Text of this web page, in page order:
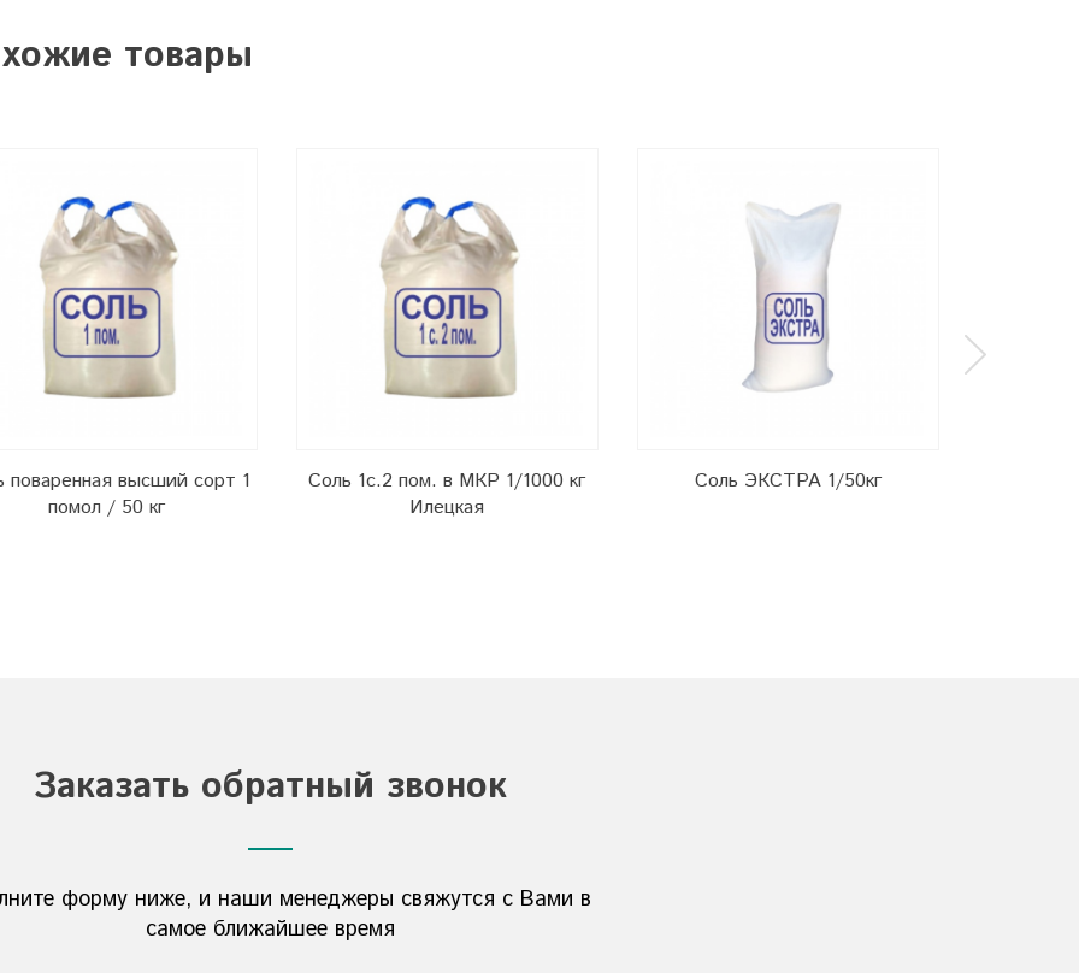
товары
поваренная высший сорт 1
помол / 50 кг
Соль 1с.2 пом. в МКР 1/1000 кг
Илецкая
Соль ЭКСТРА 1/50кг
Заказать обратный звонок
форму ниже, и наши менеджеры свяжутся с Вами в
самое ближайшее время